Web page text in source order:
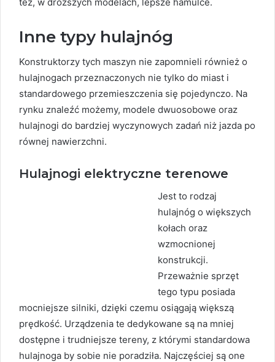
Inne typy hulajnóg
Konstruktorzy tych maszyn nie zapomnieli również o
hulajnogach przeznaczonych nie tylko do miast i
standardowego przemieszczenia się pojedynczo. Na
rynku znaleźć możemy, modele dwuosobowe oraz
hulajnogi do bardziej wyczynowych zadań niż jazda po
równej nawierzchni.
Hulajnogi elektryczne terenowe
Jest to rodzaj
hulajnóg o większych
kołach oraz
wzmocnionej
konstrukcji.
Przeważnie sprzęt
tego typu posiada
mocniejsze silniki, dzięki czemu osiągają większą
prędkość. Urządzenia te dedykowane są na mniej
dostępne i trudniejsze tereny, z którymi standardowa
hulajnoga by sobie nie poradziła. Najczęściej są one